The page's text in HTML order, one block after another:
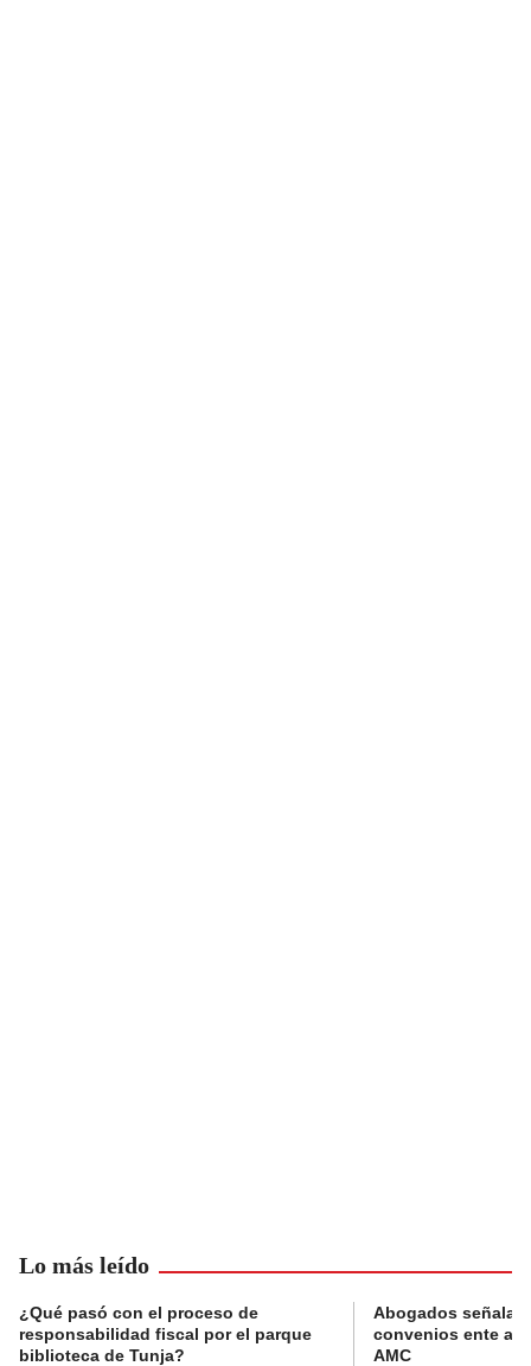
Lo más leído
¿Qué pasó con el proceso de
responsabilidad fiscal por el parque
biblioteca de Tunja?
Abogados
convenios ente
AMC